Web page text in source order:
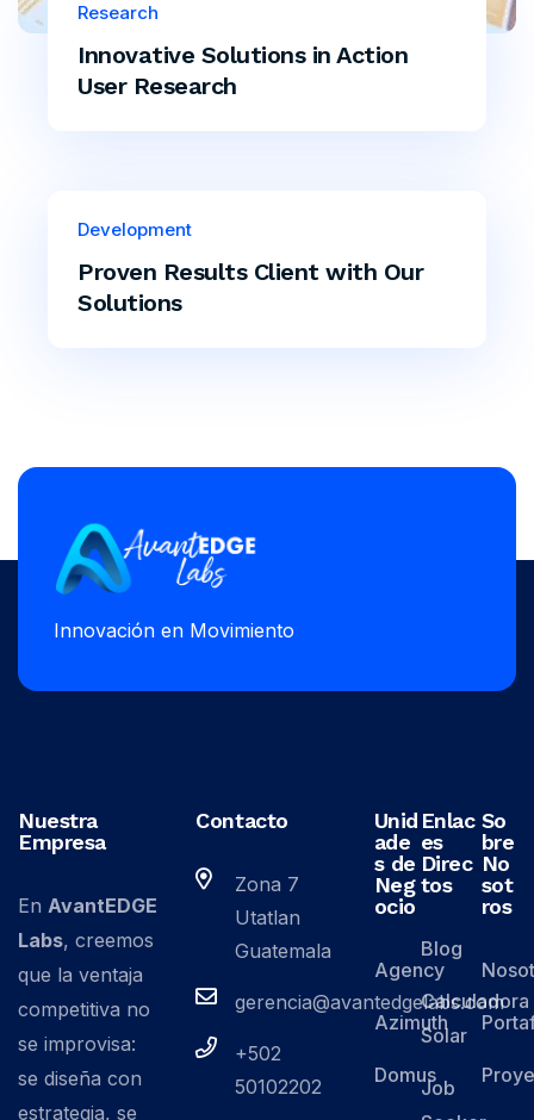
Innovative Solutions in Action
User Research
Research
Proven Results Client with Our
Solutions
Development
Innovación en Movimiento
Nuestra
Empresa
En AvantEDGE
Labs, creemos
que la ventaja
competitiva no
se improvisa:
se diseña con
estrategia, se
Contacto
Zona 7
Utatlan
Guatemala
gerencia@avantedgelabs.com
+502
50102202
Unid
ade
s de
Neg
ocio
Agency
Azimuth
Domus
Enlac
es
Direc
tos
Blog
Calculadora
Solar
Job
So
bre
No
sot
ros